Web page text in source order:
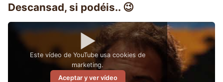
Descansad, si podéis.. 😉
▶
Este vídeo de YouTube usa cookies de
marketing.
Aceptar y ver vídeo